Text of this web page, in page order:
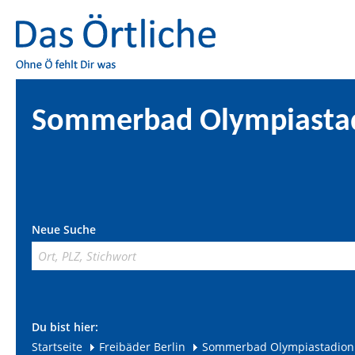
Sommerbad
Neue Suche
Du bist hier:
Startseite
Freibäder Berlin Sommerbad Olympiastadion